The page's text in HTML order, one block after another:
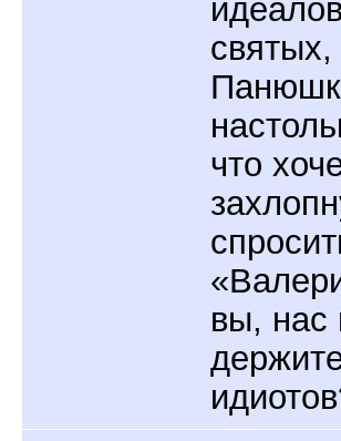
святых,
что
вы, нас